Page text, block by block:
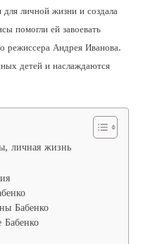
личной жизни и создала
помогли ей завоевать
режиссера Андрея Иванова.
детей и наслаждаются
личная жизнь
Бабенко